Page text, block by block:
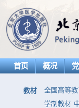
首页 概况
教材 全国高等
学制教材